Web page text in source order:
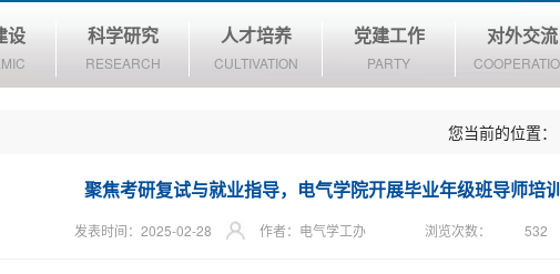
设 科学研究
RESEARCH
人才培养
CULTIVATION
党建工作
PARTY
对外交流
您当前的位置：
聚焦考研复试与就业指导，电气学院开展毕业年级班导师培
发表时间：2025-02-28 作者：电气学工办 浏览次数： 532